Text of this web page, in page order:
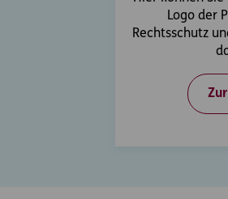
Logo der
Rechtsschutz